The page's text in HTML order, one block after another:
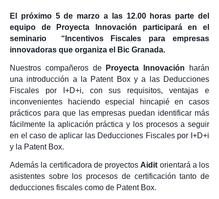
El próximo 5 de marzo a las 12.00 horas parte del
equipo de Proyecta Innovación participará en el
seminario “Incentivos Fiscales para empresas
innovadoras que organiza el Bic Granada.
Nuestros compañeros de Proyecta Innovación harán
una introducción a la Patent Box y a las Deducciones
Fiscales por I+D+i, con sus requisitos, ventajas e
inconvenientes haciendo especial hincapié en casos
prácticos para que las empresas puedan identificar más
fácilmente la aplicación práctica y los procesos a seguir
en el caso de aplicar las Deducciones Fiscales por I+D+i
y la Patent Box.
Además la certificadora de proyectos Aidit orientará a los
asistentes sobre los procesos de certificación tanto de
deducciones fiscales como de Patent Box.